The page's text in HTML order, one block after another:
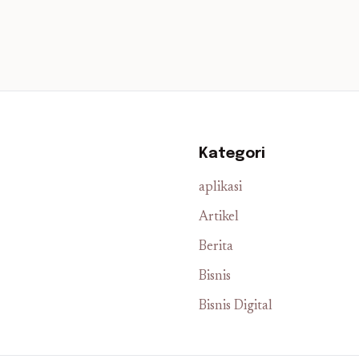
Kategori
aplikasi
Artikel
Berita
Bisnis
Bisnis Digital